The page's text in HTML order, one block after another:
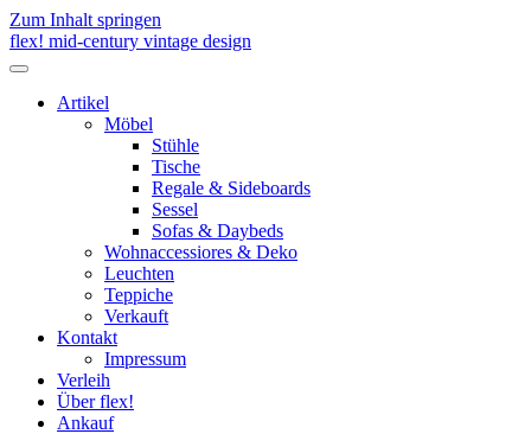
Zum Inhalt springen
flex! mid-century vintage design
Menü
umschalten
Artikel
Möbel
Stühle
Tische
Regale & Sideboards
Sessel
Sofas & Daybeds
Wohnaccessiores & Deko
Leuchten
Teppiche
Verkauft
Kontakt
Impressum
Verleih
Über flex!
Ankauf